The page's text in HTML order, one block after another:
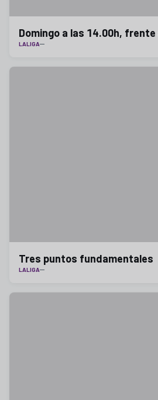
Domingo a las 14.00h, frente
LALIGA
Tres puntos fundamentales
LALIGA